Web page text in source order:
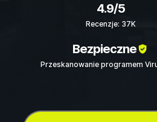
4.9/5
Recenzje: 37K
Bezpieczne
Przeskanowanie programem